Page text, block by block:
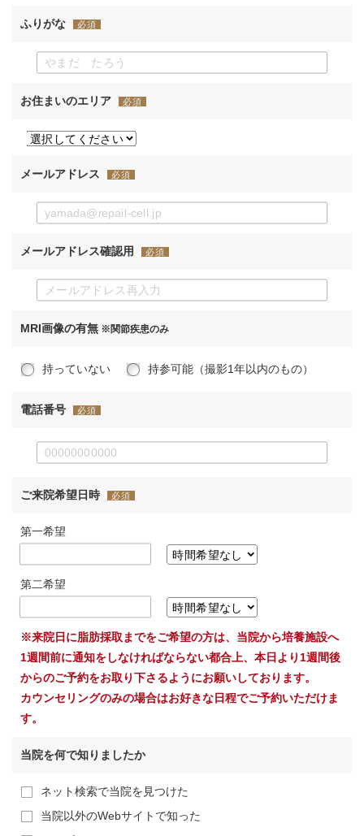
ふりがな 必須
お住まいのエリア 必須
メールアドレス 必須
メールアドレス確認用 必須
MRI画像の有無 ※関節疾患のみ
持っていない 持参可能（撮影1年以内のもの）
電話番号 必須
ご来院希望日時 必須
第一希望
第二希望
※来院日に脂肪採取までをご希望の方は、当院から培養施設へ
1週間前に通知をしなければならない都合上、本日より1週間後
からのご予約をお取り下さるようにお願いしております。
カウンセリングのみの場合はお好きな日程でご予約いただけま
す。
当院を何で知りましたか
ネット検索で当院を見つけた
当院以外のWebサイトで知った